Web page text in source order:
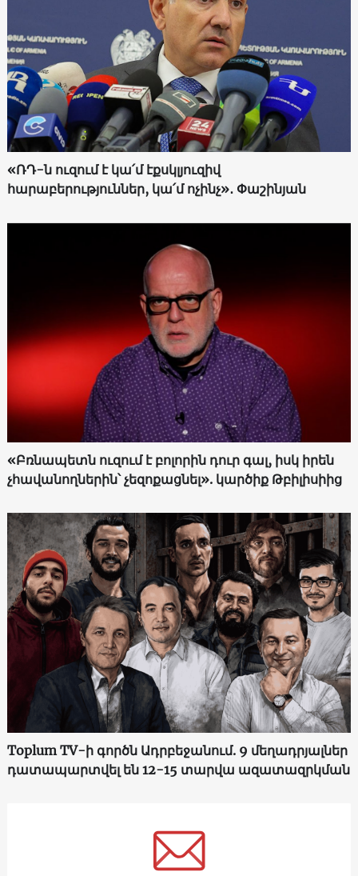
«ՌԴ-ն ուզում է կա՛մ էքսկլյուզիվ
հարաբերություններ, կա՛մ ոչինչ»․ Փաշինյան
«Բռնապետն ուզում է բոլորին դուր գալ, իսկ իրեն
չհավանողներին՝ չեզոքացնել». կարծիք Թբիլիսիից
Toplum TV-ի գործն Ադրբեջանում. 9 մեղադրյալներ
դատապարտվել են 12-15 տարվա ազատազրկման